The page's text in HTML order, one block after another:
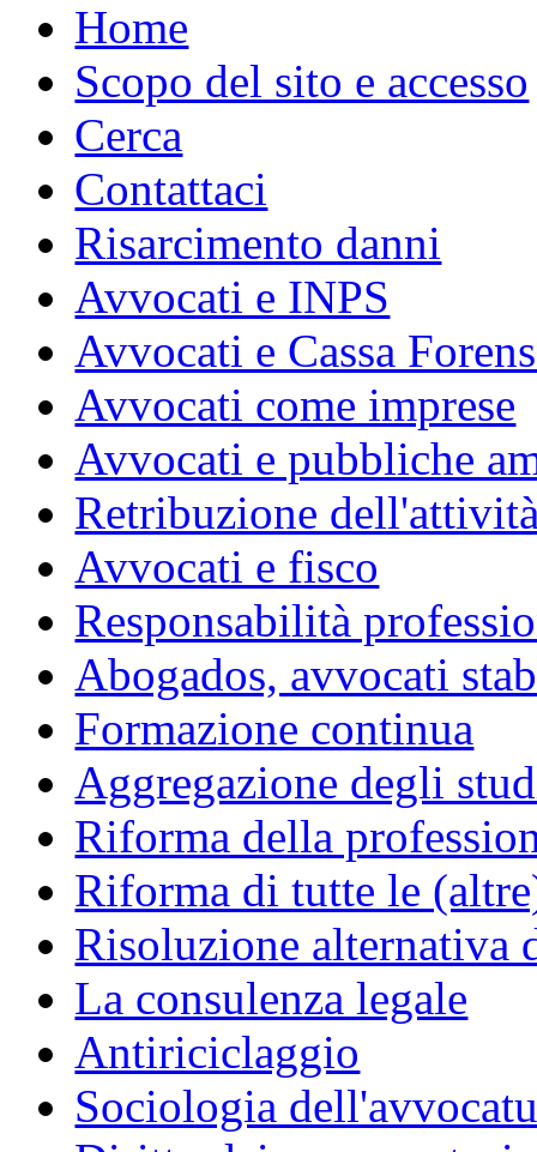
Home
Scopo del sito e accesso
Cerca
Contattaci
Risarcimento danni
Avvocati e INPS
Avvocati e Cassa
Avvocati come imprese
Avvocati e pubbliche
Retribuzione
Avvocati e fisco
Responsabilità
Abogados, avvocati
Formazione continua
Aggregazione degli
Riforma della
Riforma di tutte le
Risoluzione alternativa
La consulenza legale
Antiriciclaggio
Sociologia